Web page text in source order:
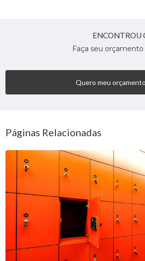
ENCONTROU
Faça seu
Quero meu orçamento
Páginas Relacionadas